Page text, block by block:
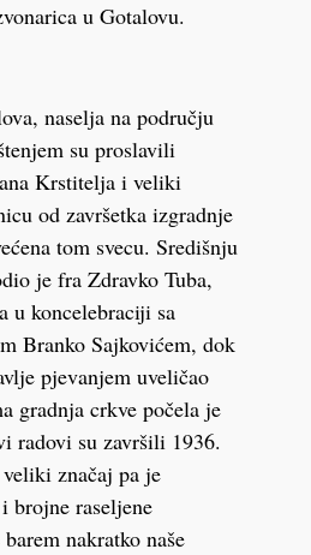
u Gotalovu.
naselja na području
su proslavili
Krstitelja i veliki
od završetka izgradnje
tom svecu. Središnju
je fra Zdravko Tuba,
u koncelebraciji sa
Branko Sajkovićem, dok
pjevanjem uveličao
gradnja crkve počela je
radovi su završili 1936.
značaj pa je
brojne raseljene
nakratko naše